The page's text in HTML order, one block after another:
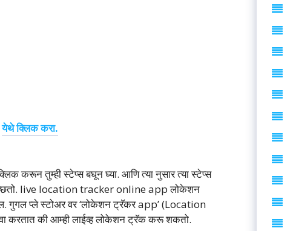
येथे क्लिक करा.
करून तुम्ही स्टेप्स बघून घ्या. आणि त्या नुसार त्या स्टेप्स
live location tracker online app लोकेशन
गुगल प्ले स्टोअर वर ‘लोकेशन ट्रॅकर app’ (Location
करतात की आम्ही लाईव्ह लोकेशन ट्रॅक करू शकतो.